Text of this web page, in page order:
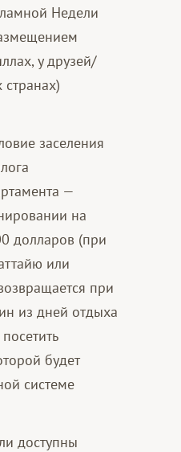
Недели
у друзей/
заселения
—
на
долларов (при
или
при
из дней отдыха
будет
системе
доступны